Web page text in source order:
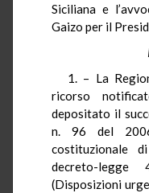
Siciliana e
Gaizo per il
1. – La
ricorso
depositato il
n. 96 del
costituzionale
decreto-
(Disposizioni